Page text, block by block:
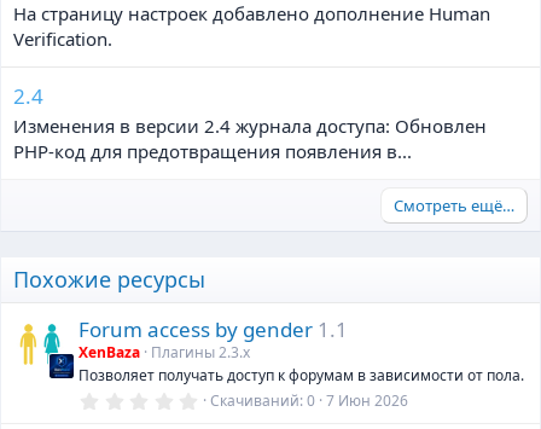
На страницу настроек добавлено дополнение Human
Verification.
2.4
Изменения в версии 2.4 журнала доступа: Обновлен
PHP-код для предотвращения появления в...
Смотреть ещё…
Похожие ресурсы
Forum access by gender 1.1
XenBaza Плагины 2.3.х
Позволяет получать доступ к форумам в зависимости от пола.
0Скачиваний 0 7 Июн 2026